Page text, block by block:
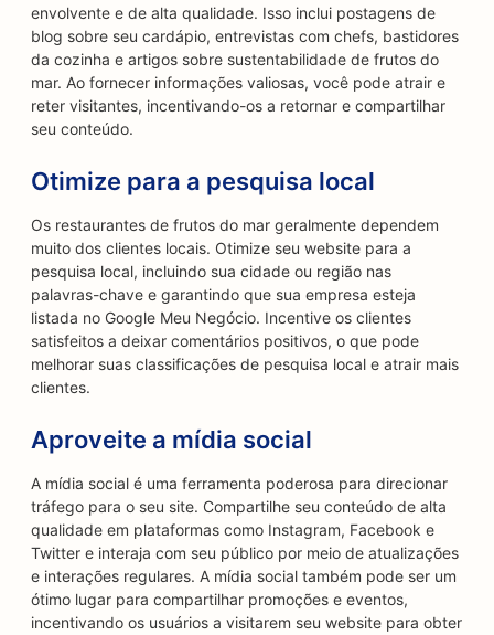
envolvente e de alta qualidade. Isso inclui postagens de
blog sobre seu cardápio, entrevistas com chefs, bastidores
da cozinha e artigos sobre sustentabilidade de frutos do
mar. Ao fornecer informações valiosas, você pode atrair e
reter visitantes, incentivando-os a retornar e compartilhar
seu conteúdo.
Otimize para a pesquisa local
Os restaurantes de frutos do mar geralmente dependem
muito dos clientes locais. Otimize seu website para a
pesquisa local, incluindo sua cidade ou região nas
palavras-chave e garantindo que sua empresa esteja
listada no Google Meu Negócio. Incentive os clientes
satisfeitos a deixar comentários positivos, o que pode
melhorar suas classificações de pesquisa local e atrair mais
clientes.
Aproveite a mídia social
A mídia social é uma ferramenta poderosa para direcionar
tráfego para o seu site. Compartilhe seu conteúdo de alta
qualidade em plataformas como Instagram, Facebook e
Twitter e interaja com seu público por meio de atualizações
e interações regulares. A mídia social também pode ser um
ótimo lugar para compartilhar promoções e eventos,
incentivando os usuários a visitarem seu website para obter